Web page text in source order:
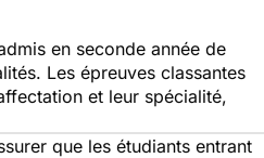
en seconde année de
Les épreuves classantes
et leur spécialité,
que les étudiants entrant